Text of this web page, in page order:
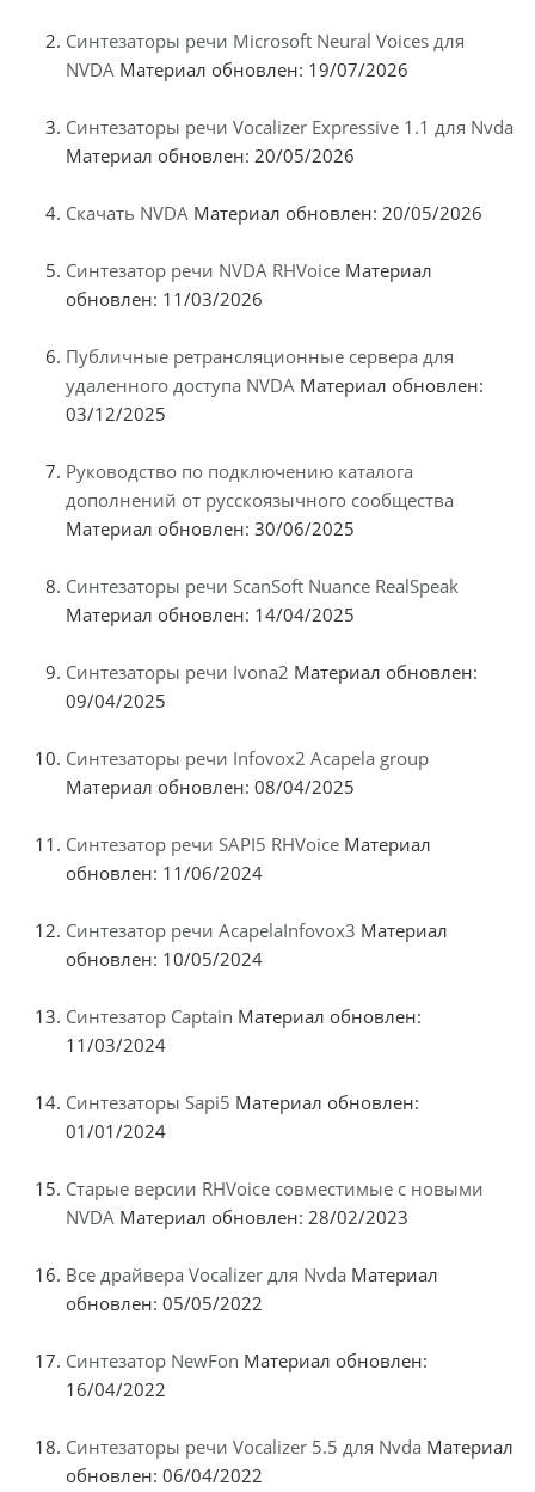
Синтезаторы речи Microsoft Neural Voices для
NVDA Материал обновлен: 19/07/2026
Синтезаторы речи Vocalizer Expressive 1.1 для Nvda
Материал обновлен: 20/05/2026
Скачать NVDA Материал обновлен: 20/05/2026
Синтезатор речи NVDA RHVoice Материал
обновлен: 11/03/2026
Публичные ретрансляционные сервера для
удаленного доступа NVDA Материал обновлен:
03/12/2025
Руководство по подключению каталога
дополнений от русскоязычного сообщества
Материал обновлен: 30/06/2025
Синтезаторы речи ScanSoft Nuance RealSpeak
Материал обновлен: 14/04/2025
Синтезаторы речи Ivona2 Материал обновлен:
09/04/2025
Синтезаторы речи Infovox2 Acapela group
Материал обновлен: 08/04/2025
Синтезатор речи SAPI5 RHVoice Материал
обновлен: 11/06/2024
Синтезатор речи AcapelaInfovox3 Материал
обновлен: 10/05/2024
Синтезатор Captain Материал обновлен:
11/03/2024
Синтезаторы Sapi5 Материал обновлен:
01/01/2024
Старые версии RHVoice совместимые с новыми
NVDA Материал обновлен: 28/02/2023
Все драйвера Vocalizer для Nvda Материал
обновлен: 05/05/2022
Синтезатор NewFon Материал обновлен:
16/04/2022
Синтезаторы речи Vocalizer 5.5 для Nvda Материал
обновлен: 06/04/2022